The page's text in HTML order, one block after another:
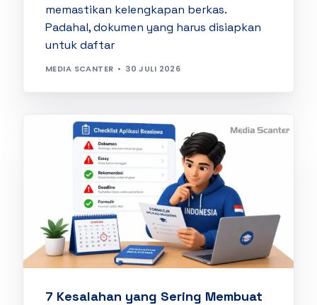
memastikan kelengkapan berkas.
Padahal, dokumen yang harus disiapkan
untuk daftar
MEDIA SCANTER 30 JULI 2026
7 Kesalahan yang Sering Membuat